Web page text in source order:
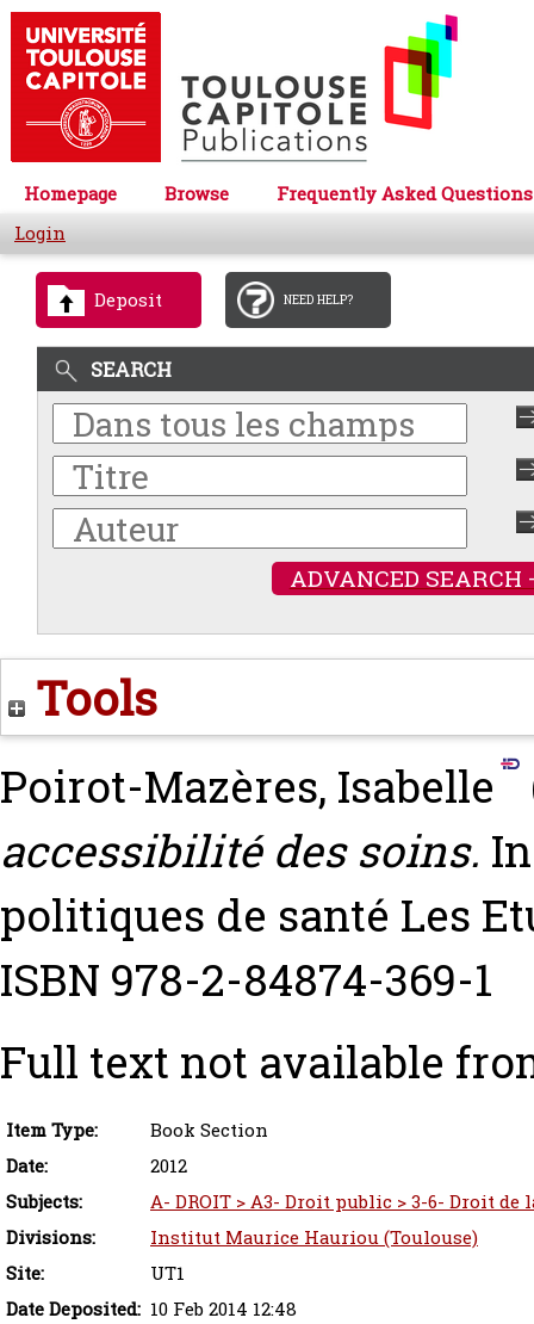
Homepage Browse
Frequently Asked Questions
Login
Deposit NEED HELP?
SEARCH
ADVANCED SEARCH
Tools
Poirot-Mazères, Isabelle
accessibilité des soins.
politiques de santé Les
ISBN 978-2-84874-369-1
Full text not available
Item Type:
Book Section
Date:
2012
Subjects:
A- DROIT > A3- Droit public > 3-6- Droit de
Divisions:
Institut Maurice Hauriou (Toulouse)
Site:
UT1
Date Deposited: 10 Feb 2014 12:48